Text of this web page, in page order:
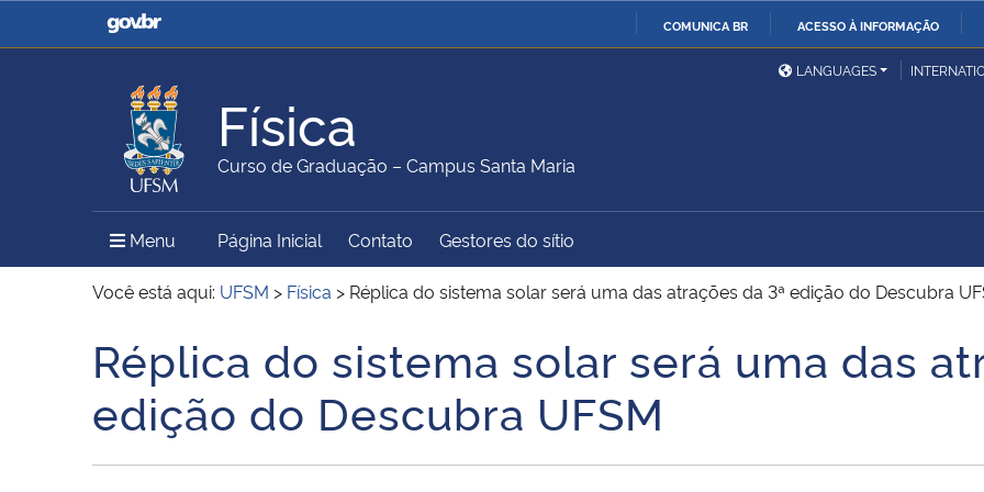
COMUNICA BR ACESSO À INFORMAÇÃO
Casa Civil
Ministério da Justiça e
Ministério da Defesa
Ministério das Relações
Exteriores
Ministério da Agricultura,
Pecuária e Abastecimento
Ministério da Educação
Ministério do Meio Ambiente Ministério do Turismo
Ministério do
Desenvolvimento Regional
União
Secretaria de Governo
Gabinete de Segurança
Institucional
Advocacia-Geral da União Banco Central do Brasil
LANGUAGES
Física
Curso de Graduação – Campus Santa Maria
Menu Menu Principal do Sítio
Página Inicial Contato Gestores do sítio
Você está aqui: UFSM > Física > Réplica do sistema solar será uma das atrações da 3ª edição do Descubra
Início do conteúdo
Réplica do sistema solar será uma das
edição do Descubra UFSM